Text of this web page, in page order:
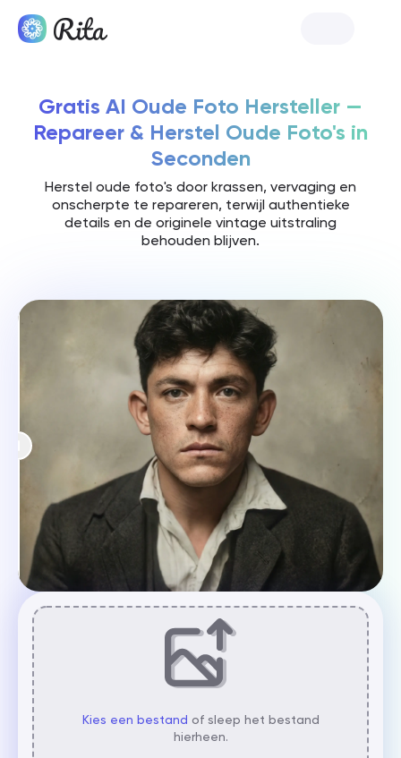
Gratis AI Oude Foto Hersteller —
Repareer & Herstel Oude Foto's in
Seconden
Herstel oude foto's door krassen, vervaging en
onscherpte te repareren, terwijl authentieke
details en de originele vintage uitstraling
behouden blijven.
Kies een bestand of sleep het bestand
hierheen.